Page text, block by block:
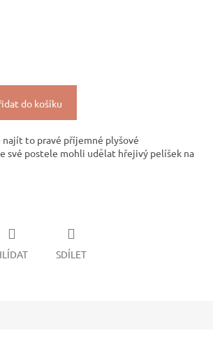
do košíku
to pravé příjemné plyšové
své postele mohli udělat hřejivý pelíšek na
SDÍLET